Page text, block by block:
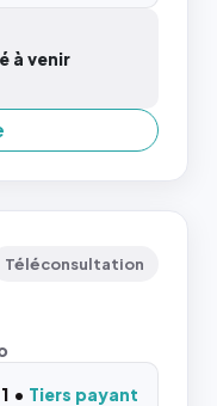
à venir
Téléconsultation
Tiers payant